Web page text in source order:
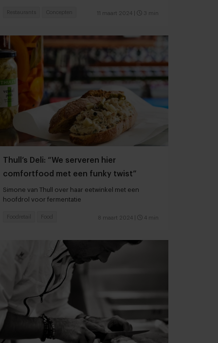
11 maart 2024 3 min
Restaurants Concepten
Thull’s Deli: “We serveren hier
comfortfood met een funky twist”
Simone van Thull over haar eetwinkel met een
hoofdrol voor fermentatie
8 maart 2024 4 min
Foodretail Food